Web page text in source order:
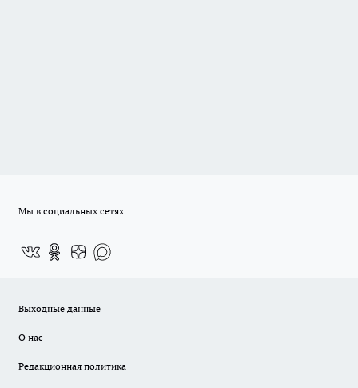
Мы в социальных сетях
Выходные данные
О нас
Редакционная политика